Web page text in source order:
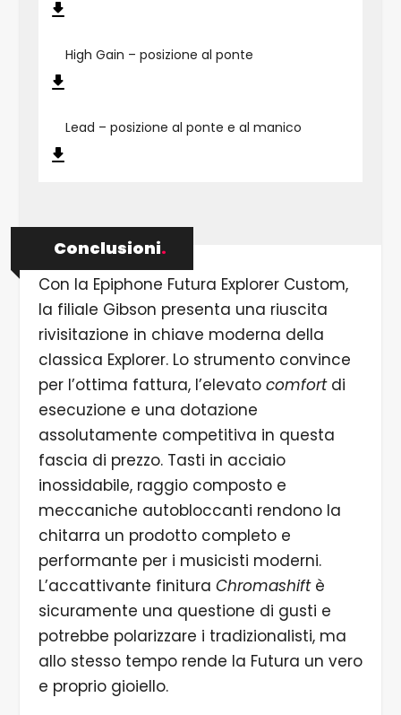
High Gain – posizione al ponte
Lead – posizione al ponte e al manico
Conclusioni.
Con la Epiphone Futura Explorer Custom,
la filiale Gibson presenta una riuscita
rivisitazione in chiave moderna della
classica Explorer. Lo strumento convince
per l’ottima fattura, l’elevato comfort di
esecuzione e una dotazione
assolutamente competitiva in questa
fascia di prezzo. Tasti in acciaio
inossidabile, raggio composto e
meccaniche autobloccanti rendono la
chitarra un prodotto completo e
performante per i musicisti moderni.
L’accattivante finitura Chromashift è
sicuramente una questione di gusti e
potrebbe polarizzare i tradizionalisti, ma
allo stesso tempo rende la Futura un vero
e proprio gioiello.